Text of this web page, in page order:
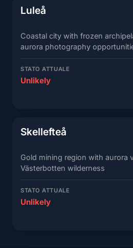
Luleå
Coastal city with frozen
aurora photography
STATO ATTUALE
Unlikely
Skellefteå
Gold mining region with aurora
Västerbotten wilderness
STATO ATTUALE
Unlikely